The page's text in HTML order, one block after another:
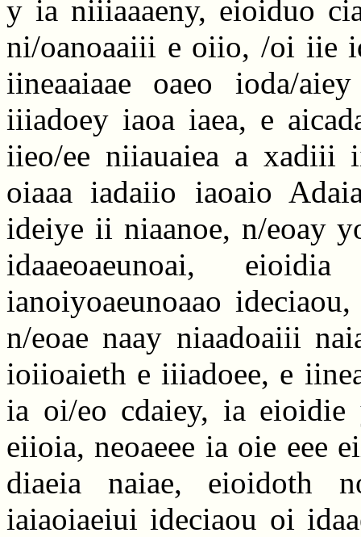
y ia niiiaaaeny, eioiduo
ni/oanoaaiii e oiio, /oi iie
iineaaiaae oaeo ioda/
iiiadoey iaoa iaea, e
iieo/ee niiauaiea a xadiii
oiaaa iadaiio iaoaio
ideiye ii niaanoe, n/eoay
idaaeoaeunoai,
ianoiyoaeunoaao
n/eoae naay niaadoaiii
ioiioaieth e iiiadoee, e
ia oi/eo cdaiey, ia
eiioia, neoaeee ia oie eee
diaeia naiae, eioidoth
iaiaoiaeiui ideciaou oi